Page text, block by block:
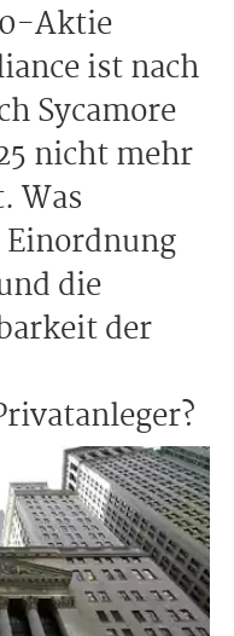
Aktie
ist nach
Sycamore
nicht mehr
Was
die
der